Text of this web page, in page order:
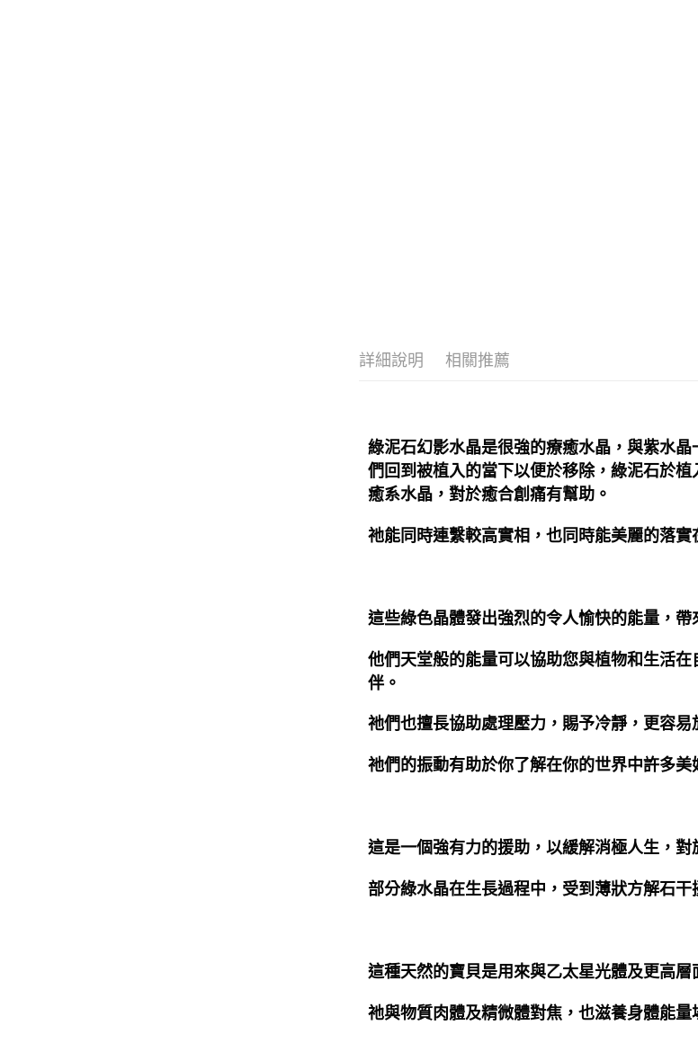
詳細說明 相關推薦
綠泥石幻影水晶是很強的療癒水晶，與紫水
們回到被植入的當下以便於移除，綠泥石於
癒系水晶，對於癒合創痛有幫助。
祂能同時連繫較高實相，也同時能美麗的落
這些綠色晶體發出強烈的令人愉快的能量，
他們天堂般的能量可以協助您與植物和生活
伴。
祂們也擅長協助處理壓力，賜予冷靜，更容
祂們的振動有助於你了解在你的世界中許多
這是一個強有力的援助，以緩解消極人生，對
部分綠水晶在生長過程中，受到薄狀方解石干
這種天然的寶貝是用來與乙太星光體及更高
祂與物質肉體及精微體對焦，也滋養身體能量